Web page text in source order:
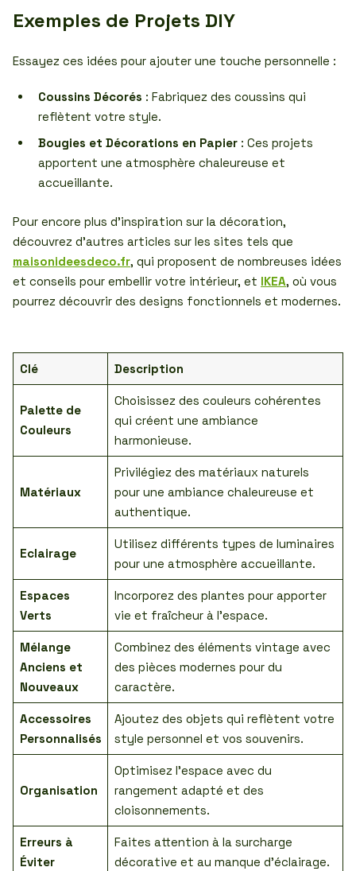
Exemples de Projets DIY
Essayez ces idées pour ajouter une touche personnelle :
Coussins Décorés : Fabriquez des coussins qui
reflètent votre style.
Bougies et Décorations en Papier : Ces projets
apportent une atmosphère chaleureuse et
accueillante.
Pour encore plus d’inspiration sur la décoration,
découvrez d’autres articles sur les sites tels que
maisonideesdeco.fr, qui proposent de nombreuses idées
et conseils pour embellir votre intérieur, et IKEA, où vous
pourrez découvrir des designs fonctionnels et modernes.
Clé Description
Palette de
Couleurs
Choisissez des couleurs cohérentes
qui créent une ambiance
harmonieuse.
Matériaux
Privilégiez des matériaux naturels
pour une ambiance chaleureuse et
authentique.
Eclairage
Utilisez différents types de luminaires
pour une atmosphère accueillante.
Espaces
Verts
Incorporez des plantes pour apporter
vie et fraîcheur à l’espace.
Mélange
Anciens et
Nouveaux
Combinez des éléments vintage avec
des pièces modernes pour du
caractère.
Accessoires
Personnalisés
Ajoutez des objets qui reflètent votre
style personnel et vos souvenirs.
Organisation
Optimisez l’espace avec du
rangement adapté et des
cloisonnements.
Erreurs à
Éviter
Faites attention à la surcharge
décorative et au manque d’éclairage.